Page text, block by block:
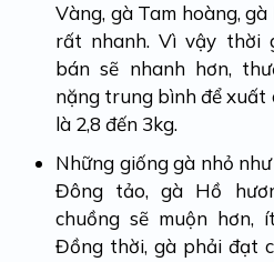
Vàng, gà Tam hoàng,
rất nhanh. Vì vậy thời
bán sẽ nhanh hơn,
nặng trung bình để xuất
là 2,8 đến 3kg.
Những giống gà nhỏ
Đông tảo, gà Hồ
chuồng sẽ muộn hơn,
Đồng thời, gà phải đạt